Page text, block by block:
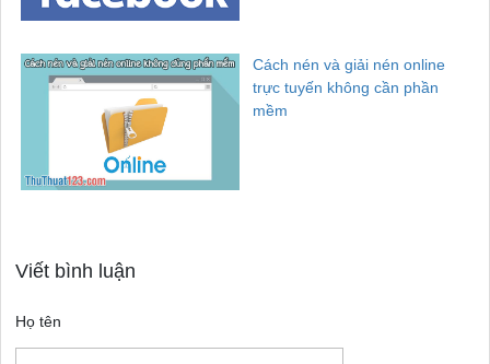
Cách nén và giải nén online
trực tuyến không cần phần
mềm
Viết bình luận
Họ tên